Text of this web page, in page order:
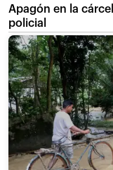
Apagón en la
policial